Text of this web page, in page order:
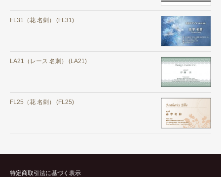
FL31（花 名刺） (FL31)
LA21（レース 名刺） (LA21)
FL25（花 名刺） (FL25)
特定商取引法に基づく表示